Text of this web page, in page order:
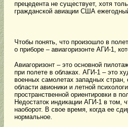
прецедента не существует, хотя
гражданской авиации США
Чтобы понять, что произошло в
о приборе – авиагоризонте АГИ-1,
Авиагоризонт – это основной
при полете в облаках. АГИ-1 – это
военных самолетах западных
области авионики и летной
пространственной ориентировки в
Недостаток индикации АГИ-1 в том,
наоборот. В свое время, когда ее
нормальное.